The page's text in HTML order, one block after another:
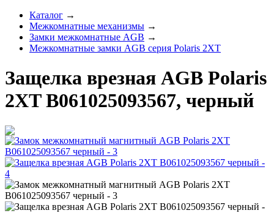
Каталог →
Межкомнатные механизмы →
Замки межкомнатные AGB →
Межкомнатные замки AGB серия Polaris 2XT
Защелка врезная AGB Polaris
2XT B061025093567, черный